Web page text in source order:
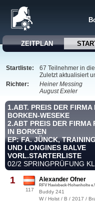
ZEITPLAN
Startliste:
67 Teilnehmer in
Zuletzt aktualisiert
Richter:
Heiner Messing
August Exeler
1.ABT. PREIS DER
BORKEN-WESEKE
2.ABT PREIS DER FIRMA
IN BORKEN
EP: FA. JÜNCK,
UND LONGINES BALVE
VORL.STARTERLISTE
02/2 SPRINGPRÜFUNG
1
117
Alexander Ofner
RFV Havixbeck-Hohenholte
Buddy 241
W / Holst / B / 2017 /